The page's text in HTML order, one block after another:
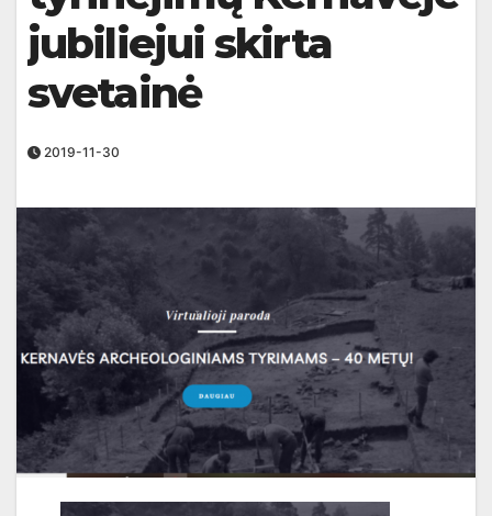
jubiliejui skirta
svetainė
2019-11-30